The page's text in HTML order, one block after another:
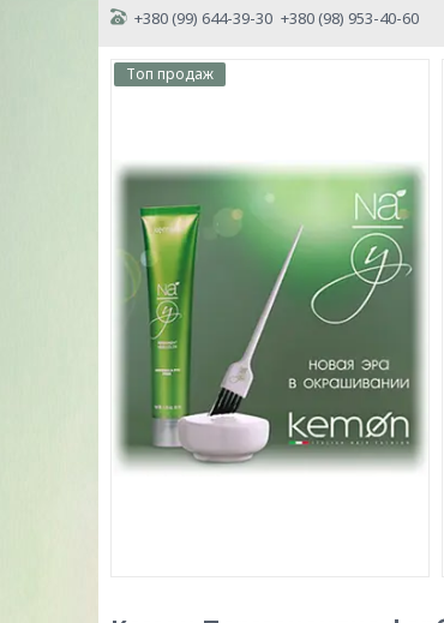
+380 (99) 644-39-30 +380 (98) 953-40-60
Топ продаж